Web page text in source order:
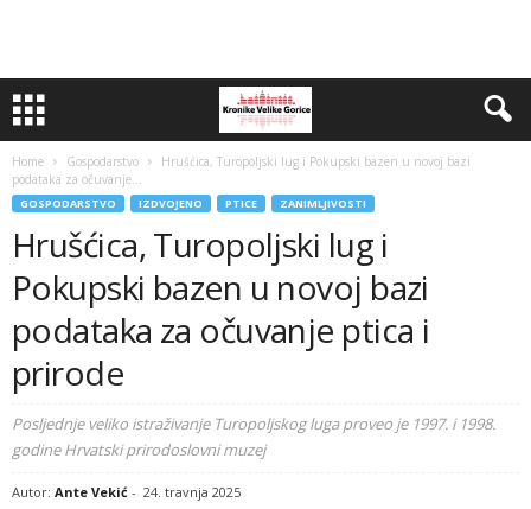
Home Gospodarstvo
Hrušćica, Turopoljski lug i Pokupski bazen u novoj bazi
podataka za očuvanje...
GOSPODARSTVO IZDVOJENO PTICE ZANIMLJIVOSTI
Hrušćica, Turopoljski lug i
Pokupski bazen u novoj bazi
podataka za očuvanje ptica i
prirode
Posljednje veliko istraživanje Turopoljskog luga proveo je 1997. i 1998.
godine Hrvatski prirodoslovni muzej
Autor: Ante Vekić - 24. travnja 2025